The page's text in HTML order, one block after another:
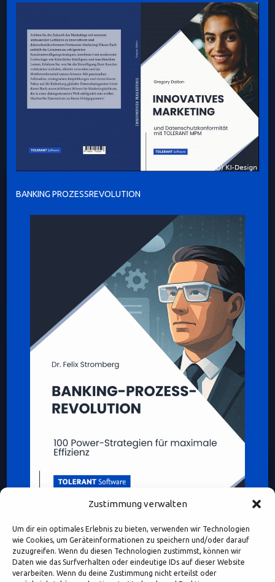
Zustimmung verwalten
Um dir ein optimales Erlebnis zu bieten, verwenden wir Technologien
wie Cookies, um Geräteinformationen zu speichern und/oder darauf
zuzugreifen. Wenn du diesen Technologien zustimmst, können wir
Daten wie das Surfverhalten oder eindeutige IDs auf dieser Website
verarbeiten. Wenn du deine Zustimmung nicht erteilst oder
BANKING PROZESSREVOLUTION